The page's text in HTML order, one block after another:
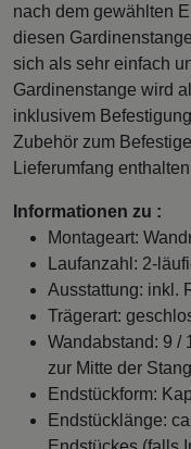
nach dem gewählten
diesen
sich als sehr einfach
Gardinenstange wird
inklusivem
Zubehör zum
Lieferumfang
Informationen zu :
Montageart:
Laufanzahl: 2-
Ausstattung: inkl.
Trägerart:
Wandabstand: 9 /
zur Mitte der
Endstückform:
Endstücklänge: